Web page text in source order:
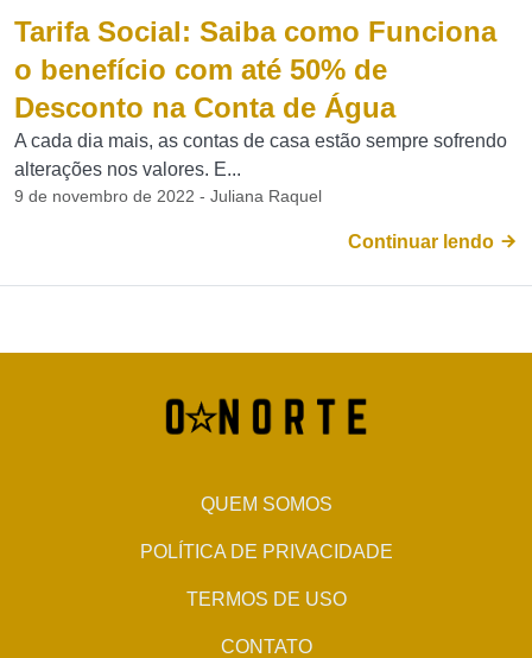
Tarifa Social: Saiba como Funciona
o benefício com até 50% de
Desconto na Conta de Água
A cada dia mais, as contas de casa estão sempre sofrendo
alterações nos valores. E...
9 de novembro de 2022 - Juliana Raquel
Continuar lendo
QUEM SOMOS
POLÍTICA DE PRIVACIDADE
TERMOS DE USO
CONTATO